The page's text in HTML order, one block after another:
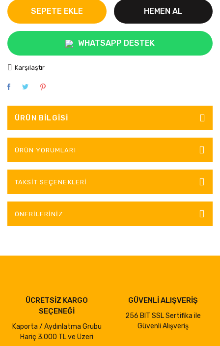
SEPETE EKLE HEMEN AL
WHATSAPP DESTEK
Karşılaştır
ÜRÜN BILGISI
ÜRÜN YORUMLARI
TAKSIT SEÇENEKLERI
ÖNERILERINIZ
ÜCRETSİZ KARGO
SEÇENEĞİ
Kaporta / Aydınlatma Grubu
Hariç 3.000 TL ve Üzeri
GÜVENLİ ALIŞVERİŞ
256 BIT SSL Sertifika ile
Güvenli Alışveriş